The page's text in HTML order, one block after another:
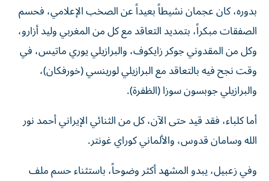
بدوره، كان عجمان نشيطاً بعيداً عن الصخب الإعلامي، فحسم
الصفقات مبكراً، بتمديد التعاقد مع كل من المغربي وليد أزارو،
وكل من المقدوني جوكر زايكوف، والبرازيلي يوري ماتيس، في
وقت نجح فيه بالتعاقد مع البرازيلي لورينسي (خورفكان)،
والبرازيلي جوبسون سوزا (الظفرة).
أما كلباء، فقد قيد حتى الآن، كل من الثنائي الإيراني أحمد نور
الله وسامان قدوس، والألماني كوراي غونتر.
وفي زعبيل، يبدو المشهد أكثر وضوحاً، باستثناء حسم ملف